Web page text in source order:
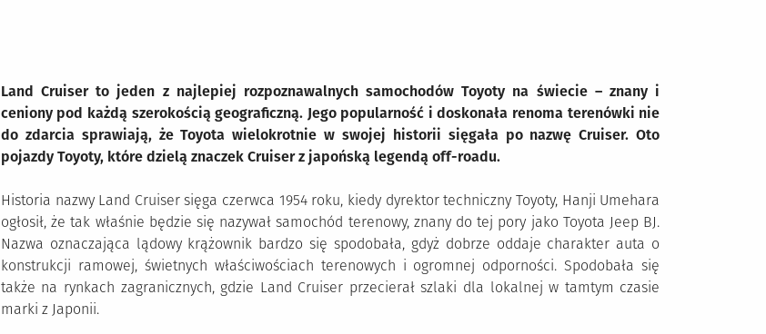
Land Cruiser to jeden z najlepiej rozpoznawalnych samochodów Toyoty na świecie – znany i
ceniony pod każdą szerokością geograficzną. Jego popularność i doskonała renoma terenówki nie
do zdarcia sprawiają, że Toyota wielokrotnie w swojej historii sięgała po nazwę Cruiser. Oto
pojazdy Toyoty, które dzielą znaczek Cruiser z japońską legendą off-roadu.
Historia nazwy Land Cruiser sięga czerwca 1954 roku, kiedy dyrektor techniczny Toyoty, Hanji Umehara
ogłosił, że tak właśnie będzie się nazywał samochód terenowy, znany do tej pory jako Toyota Jeep BJ.
Nazwa oznaczająca lądowy krążownik bardzo się spodobała, gdyż dobrze oddaje charakter auta o
konstrukcji ramowej, świetnych właściwościach terenowych i ogromnej odporności. Spodobała się
także na rynkach zagranicznych, gdzie Land Cruiser przecierał szlaki dla lokalnej w tamtym czasie
marki z Japonii.